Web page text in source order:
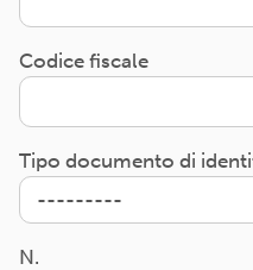
Codice fiscale
Tipo documento di
N.